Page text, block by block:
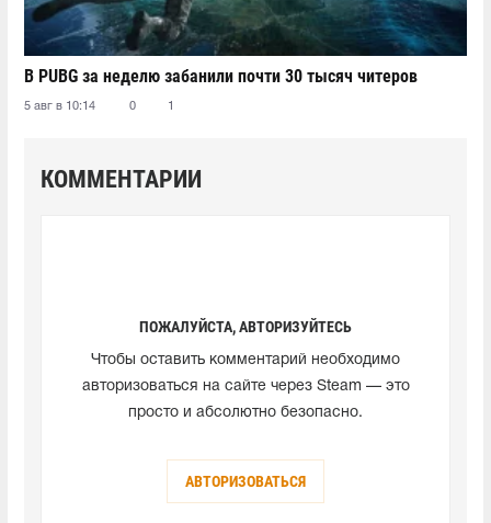
В PUBG за неделю забанили почти 30 тысяч читеров
5 авг в 10:14 0 1
КОММЕНТАРИИ
ПОЖАЛУЙСТА, АВТОРИЗУЙТЕСЬ
Чтобы оставить комментарий необходимо
авторизоваться на сайте через Steam — это
просто и абсолютно безопасно.
АВТОРИЗОВАТЬСЯ